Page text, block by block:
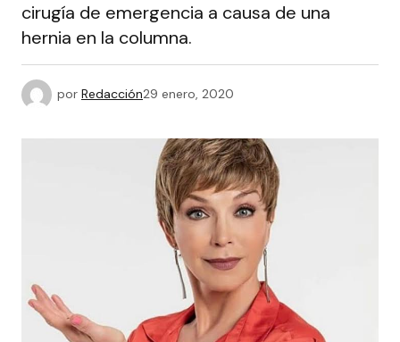
cirugía de emergencia a causa de una
hernia en la columna.
por Redacción29 enero, 2020